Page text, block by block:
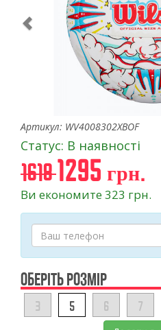
Артикул: WV4008302XBOF
Статус: В наявності
16181295 грн.
Ви економите 323 грн.
ОБЕРІТЬ РОЗМІР
3 5 6 7